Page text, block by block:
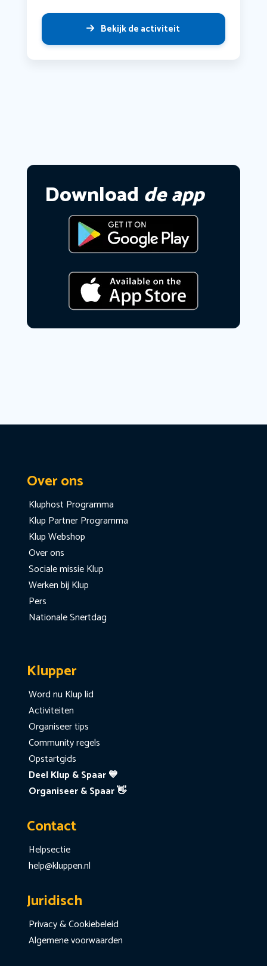
Bekijk de activiteit
Download de app
Over ons
Kluphost Programma
Klup Partner Programma
Klup Webshop
Over ons
Sociale missie Klup
Werken bij Klup
Pers
Nationale Snertdag
Klupper
Word nu Klup lid
Activiteiten
Organiseer tips
Community regels
Opstartgids
Deel Klup & Spaar 💙
Organiseer & Spaar 👋
Contact
Helpsectie
help@kluppen.nl
Juridisch
Privacy & Cookiebeleid
Algemene voorwaarden